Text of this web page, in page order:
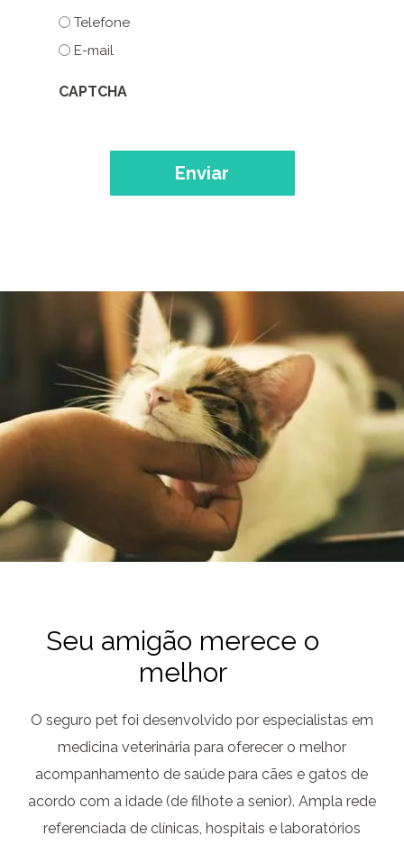
Telefone
E-mail
CAPTCHA
Seu amigão merece o
melhor
O seguro pet foi desenvolvido por especialistas em
medicina veterinária para oferecer o melhor
acompanhamento de saúde para cães e gatos de
acordo com a idade (de filhote a senior). Ampla rede
referenciada de clínicas, hospitais e laboratórios